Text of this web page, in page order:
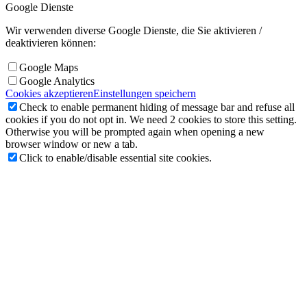
Google Dienste
Wir verwenden diverse Google Dienste, die Sie aktivieren /
deaktivieren können:
Google Maps
Google Analytics
Cookies akzeptierenEinstellungen speichern
Check to enable permanent hiding of message bar and refuse all
cookies if you do not opt in. We need 2 cookies to store this setting.
Otherwise you will be prompted again when opening a new
browser window or new a tab.
Click to enable/disable essential site cookies.